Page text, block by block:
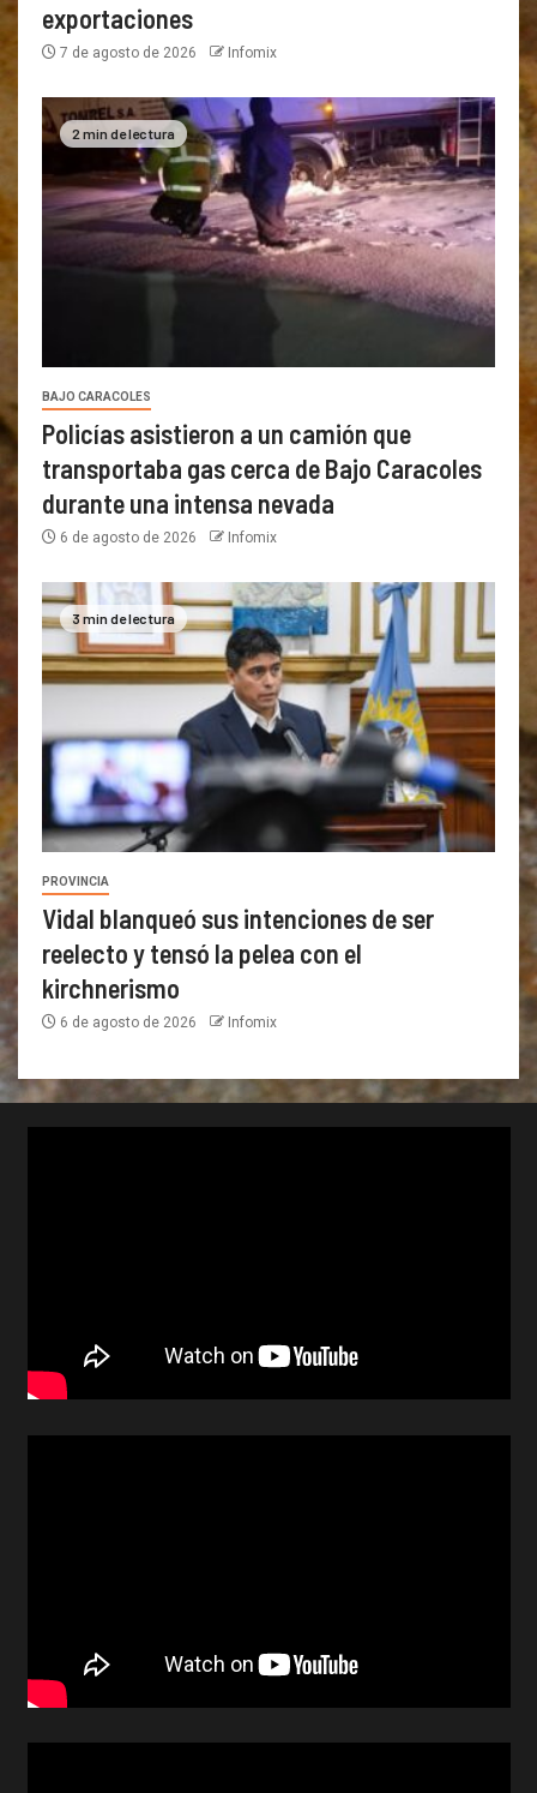
exportaciones
7 de agosto de 2026 Infomix
2 min de lectura
BAJO CARACOLES
Policías asistieron a un camión que
transportaba gas cerca de Bajo Caracoles
durante una intensa nevada
6 de agosto de 2026 Infomix
3 min de lectura
PROVINCIA
Vidal blanqueó sus intenciones de ser
reelecto y tensó la pelea con el
kirchnerismo
6 de agosto de 2026 Infomix